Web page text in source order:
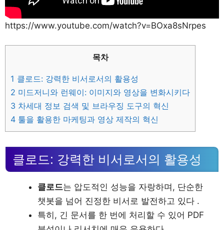
https://www.youtube.com/watch?v=BOxa8sNrpes
목차
1 클로드: 강력한 비서로서의 활용성
2 미드저니와 런웨이: 이미지와 영상을 변화시키다
3 차세대 정보 검색 및 브라우징 도구의 혁신
4 툴을 활용한 마케팅과 영상 제작의 혁신
클로드: 강력한 비서로서의 활용성
클로드는 압도적인 성능을 자랑하며, 단순한
챗봇을 넘어 진정한 비서로 발전하고 있다 .
특히, 긴 문서를 한 번에 처리할 수 있어 PDF